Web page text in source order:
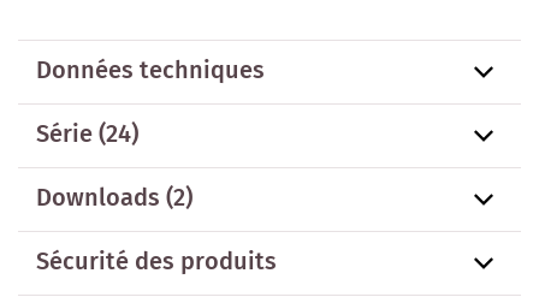
Données techniques
Série(24)
Downloads (2)
Sécurité des produits